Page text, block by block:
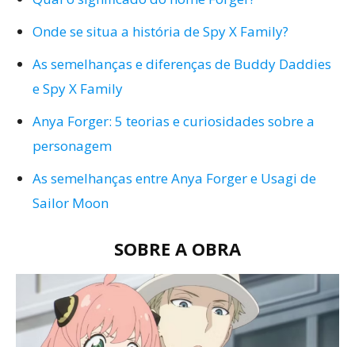
Onde se situa a história de Spy X Family?
As semelhanças e diferenças de Buddy Daddies
e Spy X Family
Anya Forger: 5 teorias e curiosidades sobre a
personagem
As semelhanças entre Anya Forger e Usagi de
Sailor Moon
SOBRE A OBRA